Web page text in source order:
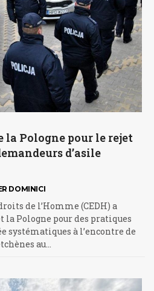
la Pologne pour le rejet
d’asile
DOMINICI
de l’Homme (CEDH) a
Pologne pour des pratiques
systématiques à l’encontre de
au…